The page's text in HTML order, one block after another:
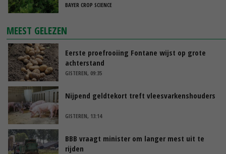
BAYER CROP SCIENCE
MEEST GELEZEN
Eerste proefrooiing Fontane wijst op grote
achterstand
GISTEREN, 09:35
Nijpend geldtekort treft vleesvarkenshouders
GISTEREN, 13:14
BBB vraagt minister om langer mest uit te
rijden